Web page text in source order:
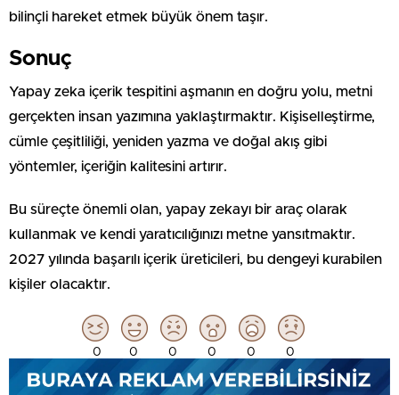
bilinçli hareket etmek büyük önem taşır.
Sonuç
Yapay zeka içerik tespitini aşmanın en doğru yolu, metni
gerçekten insan yazımına yaklaştırmaktır. Kişiselleştirme,
cümle çeşitliliği, yeniden yazma ve doğal akış gibi
yöntemler, içeriğin kalitesini artırır.
Bu süreçte önemli olan, yapay zekayı bir araç olarak
kullanmak ve kendi yaratıcılığınızı metne yansıtmaktır.
2027 yılında başarılı içerik üreticileri, bu dengeyi kurabilen
kişiler olacaktır.
0 0 0 0 0 0